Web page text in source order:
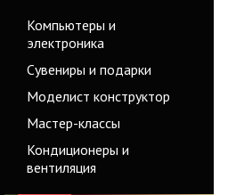
Компьютеры и
электроника
Сувениры и подарки
Моделист конструктор
Мастер-классы
Кондиционеры и
вентиляция